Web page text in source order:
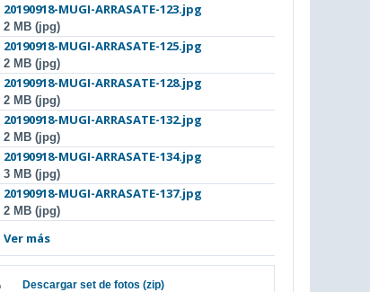
20190918-MUGI-ARRASATE-123.jpg
2 MB (jpg)
20190918-MUGI-ARRASATE-125.jpg
2 MB (jpg)
20190918-MUGI-ARRASATE-128.jpg
2 MB (jpg)
20190918-MUGI-ARRASATE-132.jpg
2 MB (jpg)
20190918-MUGI-ARRASATE-134.jpg
3 MB (jpg)
20190918-MUGI-ARRASATE-137.jpg
2 MB (jpg)
Ver más
20190918-MUGI-ARRASATE-138.jpg
3 MB (jpg)
20190918-MUGI-ARRASATE-140.jpg
2 MB (jpg)
20190918-MUGI-ARRASATE-143.jpg
2 MB (jpg)
20190918-MUGI-ARRASATE-149.jpg
3 MB (jpg)
20190918-MUGI-ARRASATE-155.jpg
2 MB (jpg)
20190918-MUGI-ARRASATE-164.jpg
2 MB (jpg)
Descargar set de fotos (zip)